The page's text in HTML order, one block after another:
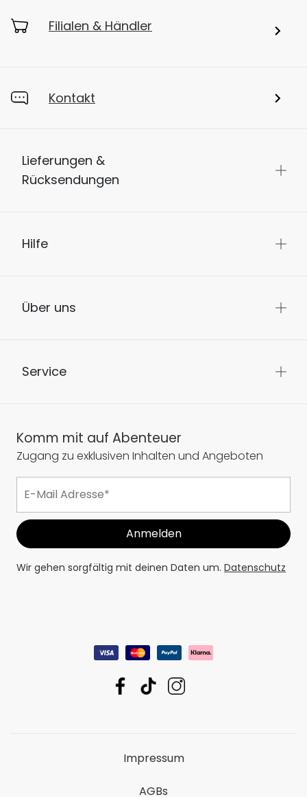
Filialen & Händler
Kontakt
Lieferungen &
Rücksendungen
Hilfe
Über uns
Service
Komm mit auf Abenteuer
Zugang zu exklusiven Inhalten und Angeboten
Wir gehen sorgfältig mit deinen Daten um. Datenschutz
Impressum
AGBs